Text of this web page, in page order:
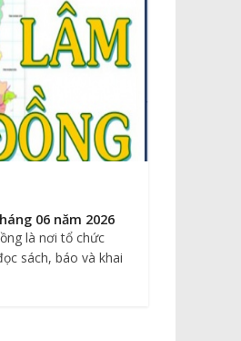
06 năm 2026
là nơi tổ chức
sách, báo và khai